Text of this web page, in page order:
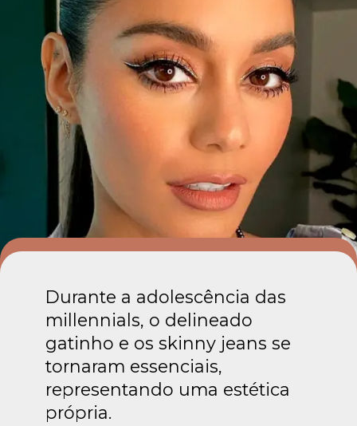
Durante a adolescência das
millennials, o delineado
gatinho e os skinny jeans se
tornaram essenciais,
representando uma estética
própria.